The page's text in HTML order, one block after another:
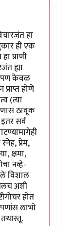
हा
ही एक
प्राणी
ह्या
केवळ
होणे
(त्या
ठावूक
सर्व
प्रेम,
क्षमा,
नव्हे-
विशाल
अशी
होत
लाभो